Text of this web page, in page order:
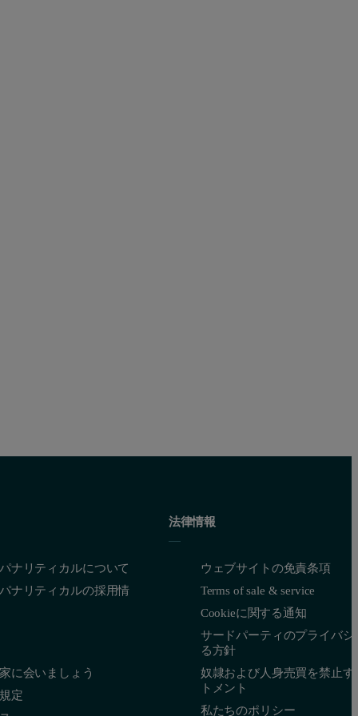
ナリティカルについて
ナリティカルの採用情
に会いましょう
定
法律情報
ウェブサイトの免責条項
Terms of sale & service
Cookieに関する通知
サードパーティのプライバシ
る方針
奴隷および人身売買を禁止す
トメント
私たちのポリシー